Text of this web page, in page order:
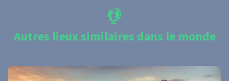
Autres lieux similaires dans le monde